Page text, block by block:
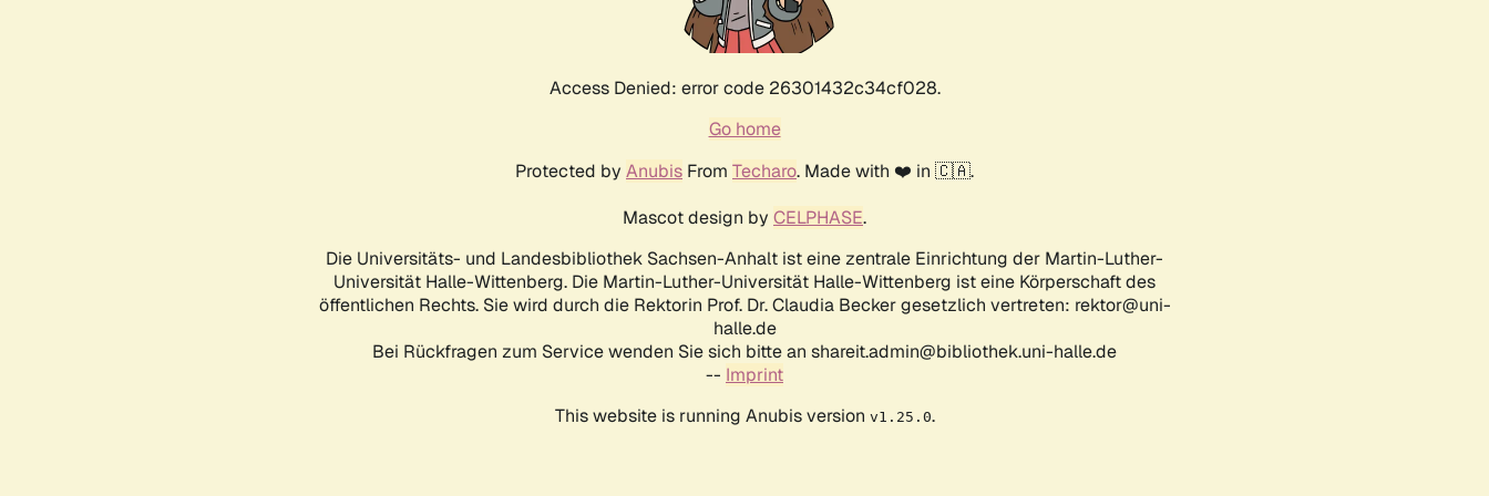
Access Denied: error code 26301432c34cf028.
Go home
Protected by Anubis From Techaro. Made with ❤️ in 🇨🇦.
Mascot design by CELPHASE.
Die Universitäts- und Landesbibliothek Sachsen-Anhalt ist eine zentrale Einrichtung der Martin-Luther-
Universität Halle-Wittenberg. Die Martin-Luther-Universität Halle-Wittenberg ist eine Körperschaft des
öffentlichen Rechts. Sie wird durch die Rektorin Prof. Dr. Claudia Becker gesetzlich vertreten: rektor@uni-
halle.de
Bei Rückfragen zum Service wenden Sie sich bitte an shareit.admin@bibliothek.uni-halle.de
-- Imprint
This website is running Anubis version v1.25.0.